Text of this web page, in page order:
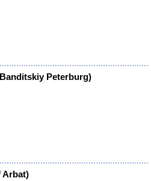
Peterburg)